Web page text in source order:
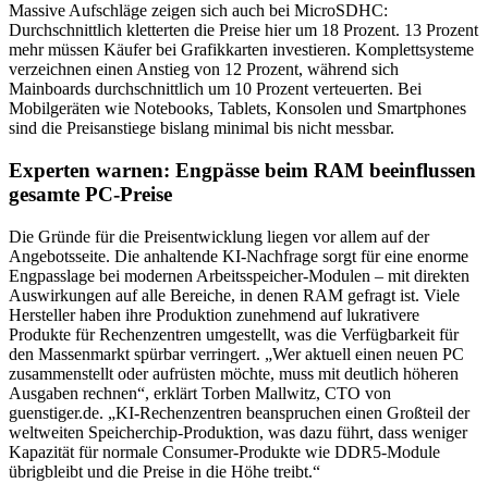
Massive Aufschläge zeigen sich auch bei MicroSDHC:
Durchschnittlich kletterten die Preise hier um 18 Prozent. 13 Prozent
mehr müssen Käufer bei Grafikkarten investieren. Komplettsysteme
verzeichnen einen Anstieg von 12 Prozent, während sich
Mainboards durchschnittlich um 10 Prozent verteuerten. Bei
Mobilgeräten wie Notebooks, Tablets, Konsolen und Smartphones
sind die Preisanstiege bislang minimal bis nicht messbar.
Experten warnen: Engpässe beim RAM beeinflussen
gesamte PC-Preise
Die Gründe für die Preisentwicklung liegen vor allem auf der
Angebotsseite. Die anhaltende KI-Nachfrage sorgt für eine enorme
Engpasslage bei modernen Arbeitsspeicher-Modulen – mit direkten
Auswirkungen auf alle Bereiche, in denen RAM gefragt ist. Viele
Hersteller haben ihre Produktion zunehmend auf lukrativere
Produkte für Rechenzentren umgestellt, was die Verfügbarkeit für
den Massenmarkt spürbar verringert. „Wer aktuell einen neuen PC
zusammenstellt oder aufrüsten möchte, muss mit deutlich höheren
Ausgaben rechnen“, erklärt Torben Mallwitz, CTO von
guenstiger.de. „KI-Rechenzentren beanspruchen einen Großteil der
weltweiten Speicherchip-Produktion, was dazu führt, dass weniger
Kapazität für normale Consumer-Produkte wie DDR5-Module
übrigbleibt und die Preise in die Höhe treibt.“